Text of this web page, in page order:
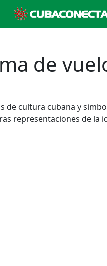
de
de cultura cubana y
representaciones de la